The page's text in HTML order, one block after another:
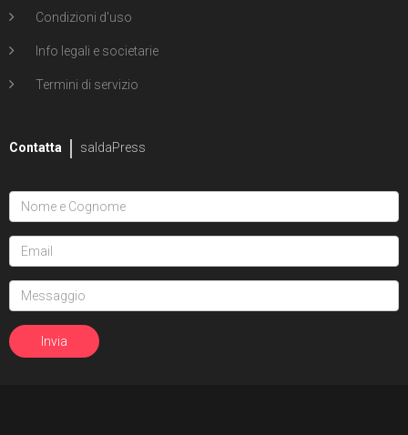
Condizioni d'uso
Info legali e societarie
Termini di servizio
Contatta saldaPress